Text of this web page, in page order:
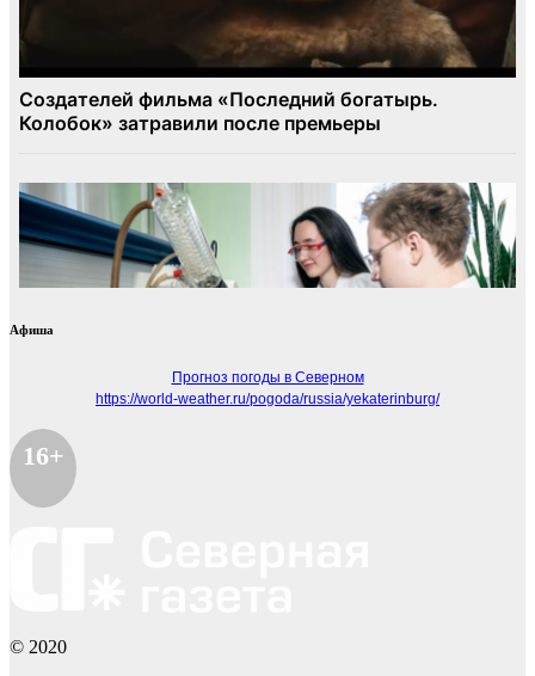
Афиша
Прогноз погоды в Северном
https://world-weather.ru/pogoda/russia/yekaterinburg/
16+
© 2020